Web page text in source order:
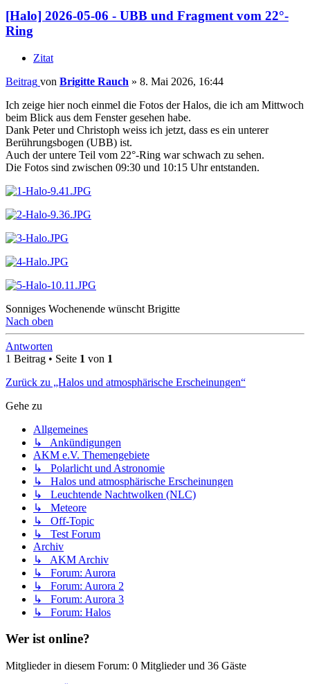
[Halo] 2026-05-06 - UBB und Fragment vom 22°-
Ring
Zitat
Beitrag von Brigitte Rauch » 8. Mai 2026, 16:44
Ich zeige hier noch einmel die Fotos der Halos, die ich am Mittwoch
beim Blick aus dem Fenster gesehen habe.
Dank Peter und Christoph weiss ich jetzt, dass es ein unterer
Berührungsbogen (UBB) ist.
Auch der untere Teil vom 22°-Ring war schwach zu sehen.
Die Fotos sind zwischen 09:30 und 10:15 Uhr entstanden.
Sonniges Wochenende wünscht Brigitte
Nach oben
Antworten
1 Beitrag • Seite 1 von 1
Zurück zu „Halos und atmosphärische Erscheinungen“
Gehe zu
Allgemeines
↳ Ankündigungen
AKM e.V. Themengebiete
↳ Polarlicht und Astronomie
↳ Halos und atmosphärische Erscheinungen
↳ Leuchtende Nachtwolken (NLC)
↳ Meteore
↳ Off-Topic
↳ Test Forum
Archiv
↳ AKM Archiv
↳ Forum: Aurora
↳ Forum: Aurora 2
↳ Forum: Aurora 3
↳ Forum: Halos
Wer ist online?
Mitglieder in diesem Forum: 0 Mitglieder und 36 Gäste